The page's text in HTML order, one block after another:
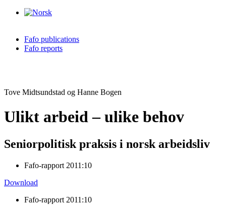
Fafo publications
Fafo reports
Tove Midtsundstad og Hanne Bogen
Ulikt arbeid – ulike behov
Seniorpolitisk praksis i norsk arbeidsliv
Fafo-rapport 2011:10
Download
Fafo-rapport 2011:10